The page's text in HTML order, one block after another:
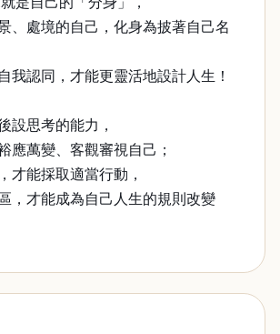
、處境的自己，化身為披著自己名
我認同，才能更靈活地設計人生！
設思考的能力，
應萬變、客觀審視自己；
才能採取適當行動，
，才能成為自己人生的規則改變